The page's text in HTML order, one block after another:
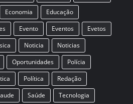
Economia
Educação
Evento Eventos
Evetos
Noticia
Noticias
Oportunidades
Polícia
Política
Redação
Saúde Tecnologia